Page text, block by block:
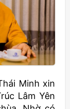
Minh xin
Lâm Yên